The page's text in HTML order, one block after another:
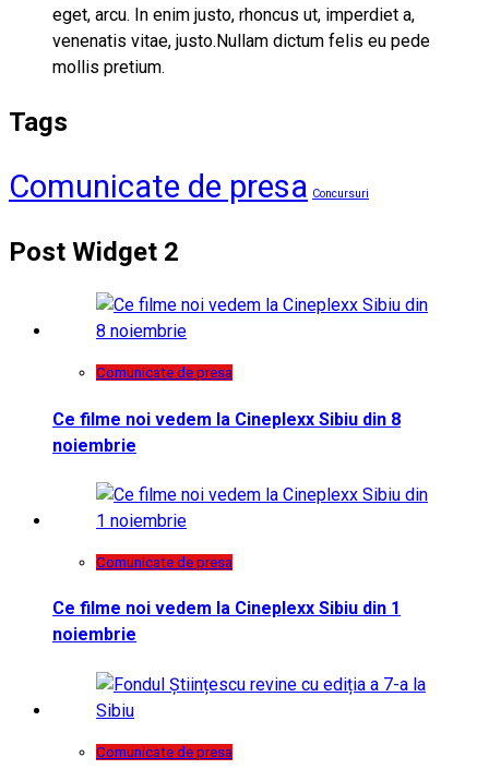
eget, arcu. In enim justo, rhoncus ut, imperdiet a,
venenatis vitae, justo.Nullam dictum felis eu pede
mollis pretium.
Tags
Comunicate de presa Concursuri
Post Widget 2
Comunicate de presa
Ce filme noi vedem la Cineplexx Sibiu din 8
noiembrie
Comunicate de presa
Ce filme noi vedem la Cineplexx Sibiu din 1
noiembrie
Comunicate de presa